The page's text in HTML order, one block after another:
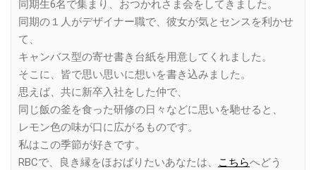
同期生6名で集まり、おつかれさま会をしてきました。
同期の１人がデザイナー職で、彼女が気とセンスを利かせ
て、
キャンバス型の寄せ書き台紙を用意してくれました。
そこに、皆で思い思いに想いを書き込みました。
思えば、共に新卒入社をした仲で、
同じ飯の釜を食った研修の日々などに思いを馳せると、
レモン色の味が口に広がるものです。
私はこの季節が好きです。
RBCで、良き縁をほおばりたいあなたは、
こちらへどう